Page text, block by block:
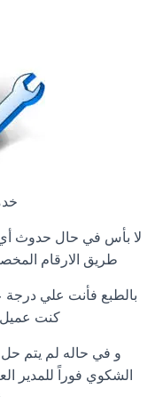
لا بأس في حال حدوث
طريق الارقام
بالطبع فأنت علي درجة
كنت
الشكوي فوراً للمدير